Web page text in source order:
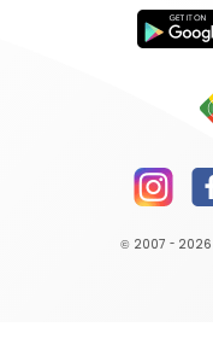
© 2007 - 2026